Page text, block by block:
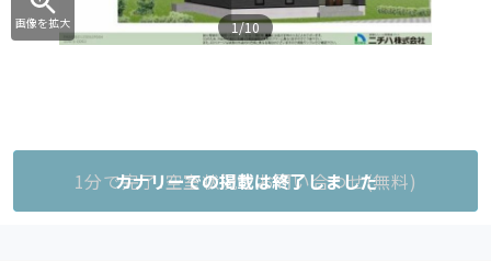
画像を拡大 1/10
1分で完了!空室状況をお問い合わせ(無料)
カナリーでの掲載は終了しました